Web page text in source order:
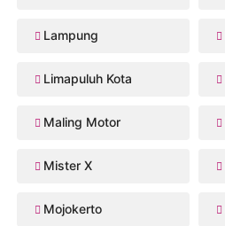
Lampung
Limapuluh Kota
Maling Motor
Mister X
Mojokerto